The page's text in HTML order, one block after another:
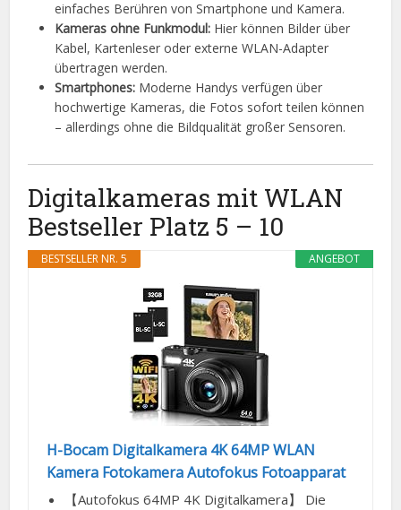
einfaches Berühren von Smartphone und Kamera.
Kameras ohne Funkmodul: Hier können Bilder über
Kabel, Kartenleser oder externe WLAN-Adapter
übertragen werden.
Smartphones: Moderne Handys verfügen über
hochwertige Kameras, die Fotos sofort teilen können
– allerdings ohne die Bildqualität großer Sensoren.
Digitalkameras mit WLAN
Bestseller Platz 5 – 10
ANGEBOT
BESTSELLER NR. 5
H-Bocam Digitalkamera 4K 64MP WLAN
Kamera Fotokamera Autofokus Fotoapparat
【Autofokus 64MP 4K Digitalkamera】 Die